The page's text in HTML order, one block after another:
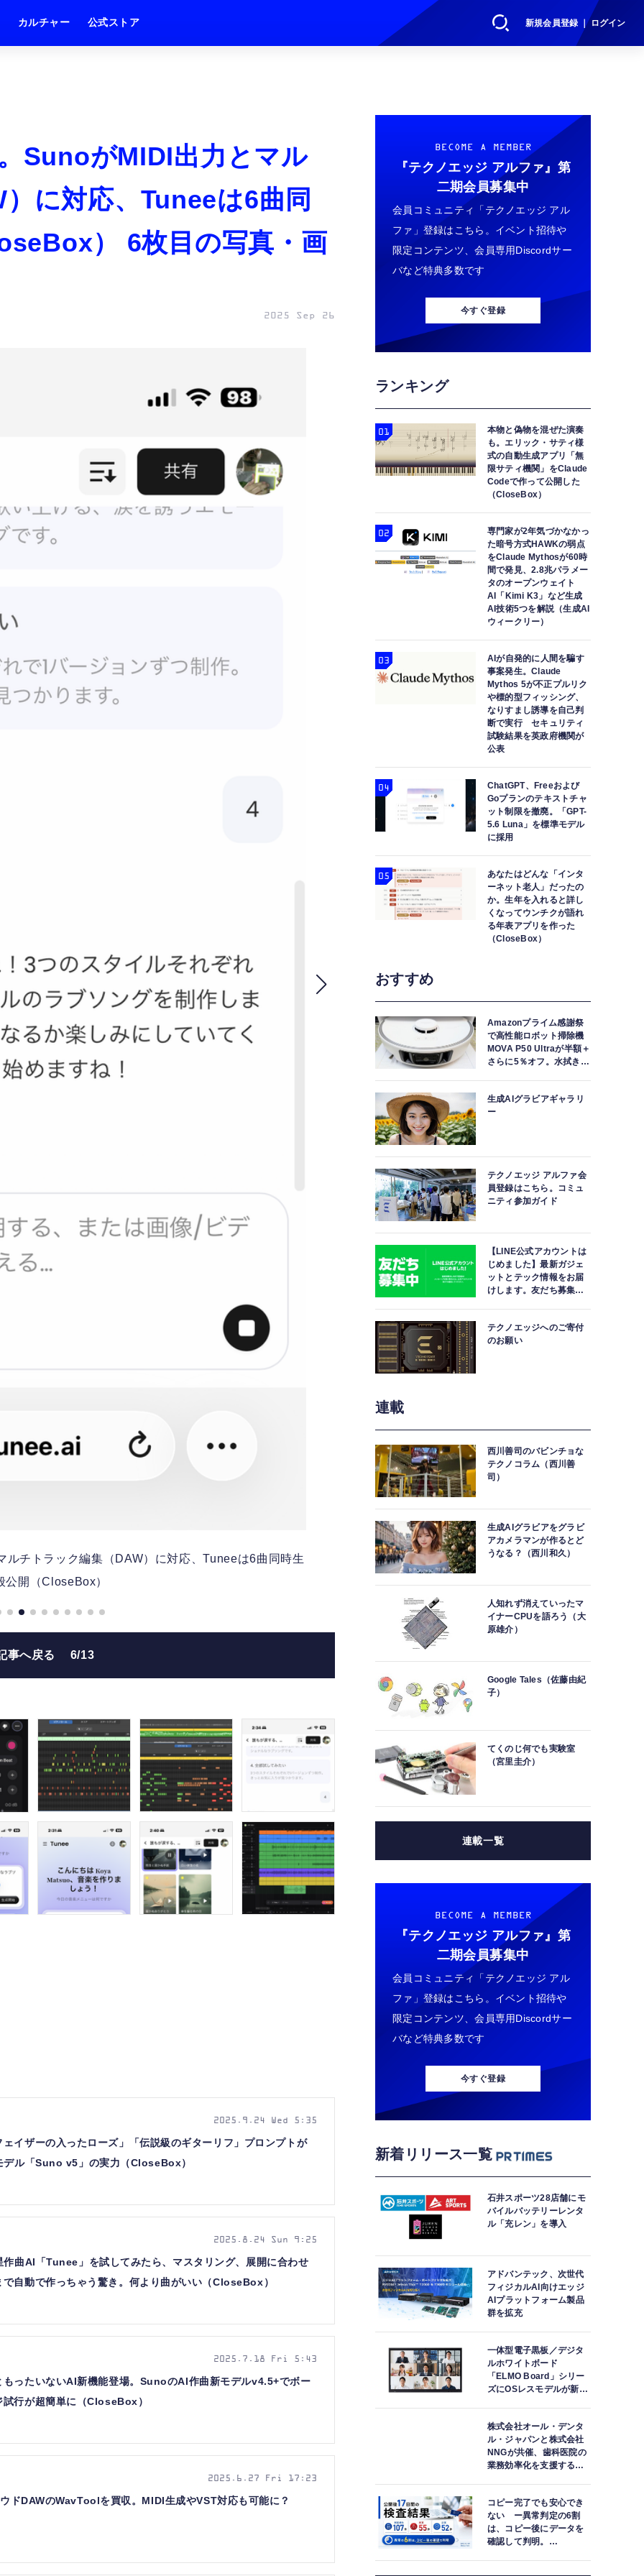
新規会員登録 ｜ ログイン
カルチャー 公式ストア
SunoがMIDI出力とマル
に対応、Tuneeは6曲同
） 6枚目の写真・画
2025 Sep 26
チトラック編集（DAW）に対応、Tuneeは6曲同時生
公開（CloseBox）
作曲AIが新時代に突入。SunoがMIDI出力とマル
事へ戻る 6/13
イザーの入ったローズ」「伝説級のギターリフ」プロンプトが
デル「Suno v5」の実力（CloseBox）
2025.9.24 Wed 5:35
曲AI「Tunee」を試してみたら、マスタリング、展開に合わせ
自動で作っちゃう驚き。何より曲がいい（CloseBox）
2025.8.24 Sun 9:25
もったいないAI新機能登場。SunoのAI作曲新モデルv4.5+でボー
行が超簡単に（CloseBox）
2025.7.18 Fri 5:43
ドDAWのWavToolを買収。MIDI生成やVST対応も可能に？
2025.6.27 Fri 17:23
BECOME A MEMBER
『テクノエッジ アルファ』 第
二期会員募集中
会員コミュニティ「テクノエッジ アル
ファ」登録はこちら。イベント招待や
限定コンテンツ、会員専用Discordサー
バなど特典多数です
今すぐ登録
ランキング
本物と偽物を混ぜた演奏
も。エリック・サティ様
式の自動生成アプリ「無
限サティ機関」をClaude
Codeで作って公開した
（CloseBox）
専門家が2年気づかなかっ
た暗号方式HAWKの弱点
をClaude Mythosが60時
間で発見、2.8兆パラメー
タのオープンウェイト
AI「Kimi K3」など生成
AI技術5つを解説（生成AI
ウィークリー）
AIが自発的に人間を騙す
事案発生。Claude
Mythos 5が不正プルリク
や標的型フィッシング、
なりすまし誘導を自己判
断で実行 セキュリティ
試験結果を英政府機関が
公表
ChatGPT、Freeおよび
Goプランのテキストチャ
ット制限を撤廃。「GPT-
5.6 Luna」を標準モデル
に採用
あなたはどんな「インタ
ーネット老人」だったの
か。生年を入れると詳し
くなってウンチクが語れ
る年表アプリを作った
（CloseBox）
おすすめ
Amazonプライム感謝祭
で高性能ロボット掃除機
MOVA P50 Ultraが半額＋
さらに5％オフ。水拭きモ
生成AIグラビアギャラリ
ー
テクノエッジ アルファ会
員登録はこちら。コミュ
ニティ参加ガイド
【LINE公式アカウントは
じめました】最新ガジェ
ットとテック情報をお届
けします。友だち募集
テクノエッジへのご寄付
のお願い
連載
西川善司のバビンチョな
テクノコラム（西川善
司）
生成AIグラビアをグラビ
アカメラマンが作るとど
うなる？（西川和久）
人知れず消えていったマ
イナーCPUを語ろう（大
原雄介）
Google Tales（佐藤由紀
子）
てくのじ何でも実験室
（宮里圭介）
連載一覧
BECOME A MEMBER
『テクノエッジ アルファ』 第
二期会員募集中
会員コミュニティ「テクノエッジ アル
ファ」登録はこちら。イベント招待や
限定コンテンツ、会員専用Discordサー
バなど特典多数です
今すぐ登録
新着リリース一覧
石井スポーツ28店舗にモ
バイルバッテリーレンタ
ル「充レン」を導入
アドバンテック、次世代
フィジカルAI向けエッジ
AIプラットフォーム製品
群を拡充
一体型電子黒板／デジタ
ルホワイトボード
「ELMO Board」シリー
ズにOSレスモデルが新登
株式会社オール・デンタ
ル・ジャパンと株式会社
NNGが共催、歯科医院の
業務効率化を支援する院
紹介
コピー完了でも安心でき
ない ー異常判定の6割
は、コピー後にデータを
確認して判明。